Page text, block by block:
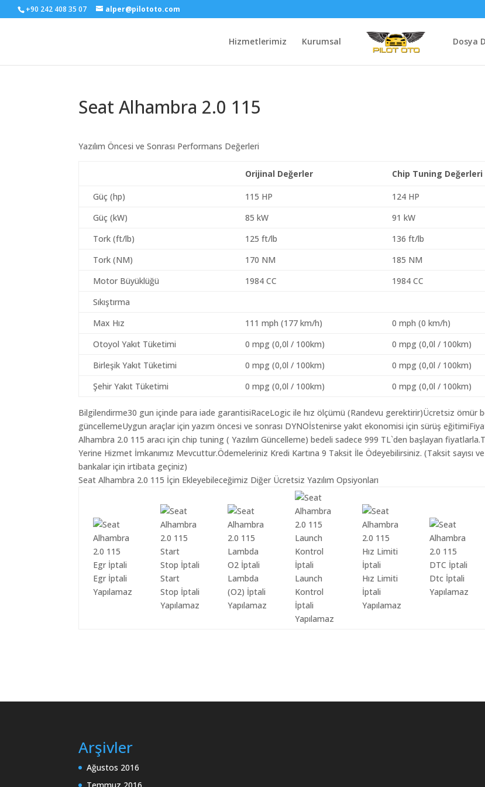
+90 242 408 35 07 alper@pilototo.com
Hizmetlerimiz Kurumsal Dosya
Seat Alhambra 2.0 115
Yazılım Öncesi ve Sonrası Performans Değerleri
Orijinal Değerler Chip Tuning Değerleri
Güç (hp) 115 HP
124 HP
Güç (kW)
85 kW
91 kW
Tork (ft/lb)
125 ft/lb
136 ft/lb
Tork (NM)
170 NM
185 NM
Motor Büyüklüğü
1984 CC
1984 CC
Sıkıştırma
Max Hız
111 mph (177 km/h)
0 mph (0 km/h)
Otoyol Yakıt Tüketimi
0 mpg (0,0l / 100km)
0 mpg (0,0l / 100km)
Birleşik Yakıt Tüketimi
0 mpg (0,0l / 100km)
0 mpg (0,0l / 100km)
Şehir Yakıt Tüketimi
0 mpg (0,0l / 100km) 0 mpg (0,0l / 100km)
Bilgilendirme30 gun içinde para iade garantisiRaceLogic ile hız ölçümü (Randevu gerektirir)Ücretsiz ömür
güncellemeUygun araçlar için yazım öncesi ve sonrası DYNOİstenirse yakıt ekonomisi için sürüş
Alhambra 2.0 115 aracı için chip tuning ( Yazılım Güncelleme) bedeli sadece 999 TL`den başlayan
Yerine Hizmet İmkanımız Mevcuttur.Ödemeleriniz Kredi Kartına 9 Taksit İle Ödeyebilirsiniz. (Taksit sayısı ve
bankalar için irtibata geçiniz)
Seat Alhambra 2.0 115 İçin Ekleyebileceğimiz Diğer Ücretsiz Yazılım Opsiyonları
Egr İptali
Yapılamaz
Start
Stop İptali
Yapılamaz
Lambda
(O2) İptali
Yapılamaz
Launch
Kontrol
İptali
Yapılamaz
Hız Limiti
İptali
Yapılamaz
Dtc İptali
Yapılamaz
Arşivler
Ağustos 2016
Temmuz 2016